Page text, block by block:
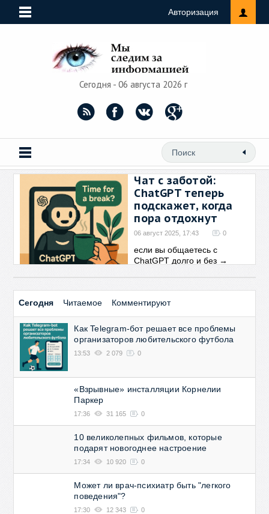
Авторизация
Сегодня - 06 августа 2026 г
Чат с заботой:
ChatGPT теперь
подскажет, когда
пора отдохнут
06 август 2025, 17:43 0
если вы общаетесь с
ChatGPT долго и без →
Сегодня Читаемое Комментируют
Как Telegram-бот решает все проблемы
организаторов любительского футбола
13:53 2 079 0
«Взрывные» инсталляции Корнелии
Паркер
17:36 31 165 0
10 великолепных фильмов, которые
подарят новогоднее настроение
17:34 10 920 0
Может ли врач-психиатр быть "легкого
поведения"?
17:30 12 343 0